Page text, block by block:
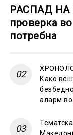
РАСПАД НА
проверка
потребна
Како
аларм во